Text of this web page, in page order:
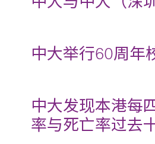
中大举行60周年
中大发现本港每
率与死亡率过去